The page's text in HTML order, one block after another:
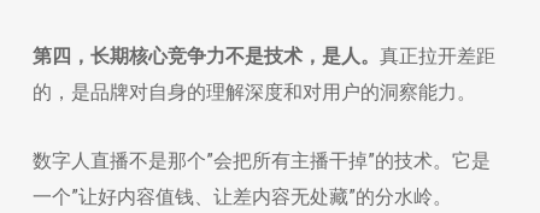
第四，长期核心竞争力不是技术，是人。 真正拉开差距
的，是品牌对自身的理解深度和对用户的洞察能力。
数字人直播不是那个”会把所有主播干掉”的技术。它是
一个”让好内容值钱、让差内容无处藏”的分水岭。